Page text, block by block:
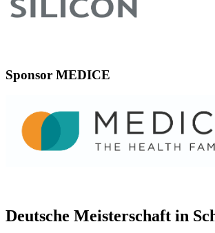
Sponsor MEDICE
Deutsche Meisterschaft in